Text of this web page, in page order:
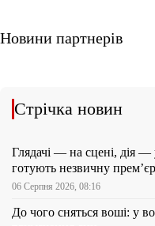
Новини партнерів
Стрічка новин
Глядачі — на сцені, дія —
готують незвичну
06 Серпня 2026, 08:16
До чого сняться воші: у